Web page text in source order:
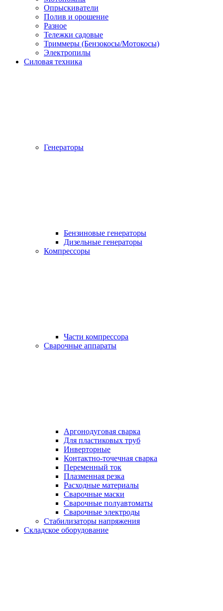
Опрыскиватели
Полив и орошение
Разное
Тележки садовые
Триммеры (Бензокосы/Мотокосы)
Электропилы
Силовая техника
Генераторы
Бензиновые генераторы
Дизельные генераторы
Компрессоры
Части компрессора
Сварочные аппараты
Аргонодуговая сварка
Для пластиковых труб
Инверторные
Контактно-точечная сварка
Переменный ток
Плазменная резка
Расходные материалы
Сварочные маски
Сварочные полуавтоматы
Сварочные электроды
Стабилизаторы напряжения
Складское оборудование